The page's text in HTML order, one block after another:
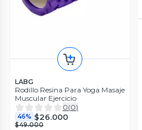
LABG
Rodillo Resina Para Yoga Masaje
Muscular Ejercicio
0(0)
46% $26.000
$49.000